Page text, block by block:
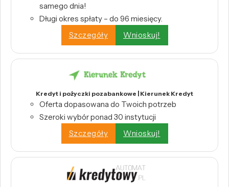
samego dnia!
Długi okres spłaty – do 96 miesięcy.
Szczegóły
Wnioskuj!
Kredyt i pożyczki pozabankowe | Kierunek Kredyt
Oferta dopasowana do Twoich potrzeb
Szeroki wybór ponad 30 instytucji
Szczegóły
Wnioskuj!